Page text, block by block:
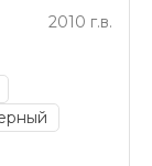
2010 г.в.